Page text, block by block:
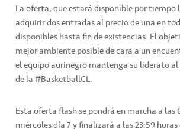
La oferta, que estará disponible por
adquirir dos entradas al precio de una en
disponibles hasta fin de existencias. El
mejor ambiente posible de cara a un
el equipo aurinegro mantenga su liderato
de la #BasketballCL.
Esta oferta flash se pondrá en marcha a las
miércoles día 7 y finalizará a las 23:59